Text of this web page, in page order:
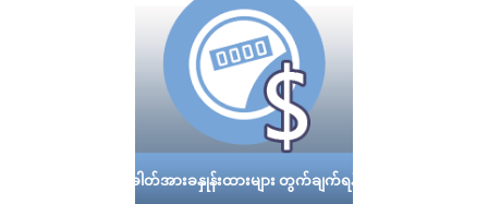
ဓါတ်အားခနှုန်းထားများ တွက်ချက်ရန်